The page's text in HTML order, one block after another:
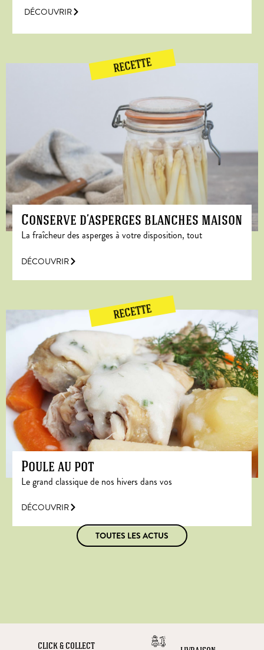
DÉCOUVRIR
RECETTE
Conserve d’asperges blanches maison
La fraîcheur des asperges à votre disposition, tout
DÉCOUVRIR
RECETTE
Poule au pot
Le grand classique de nos hivers dans vos
DÉCOUVRIR
TOUTES LES ACTUS
CLICK & COLLECT